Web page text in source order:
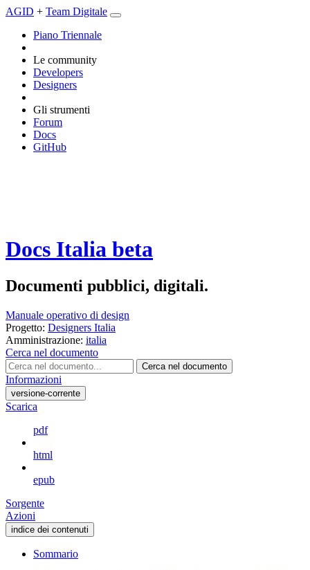
AGID + Team Digitale
Piano Triennale
Le community
Developers
Designers
Gli strumenti
Forum
Docs
GitHub
Docs Italia beta
Documenti pubblici, digitali.
Manuale operativo di design
Progetto: Designers Italia
Amministrazione: italia
Cerca nel documento
Cerca nel documento
Informazioni
versione-corrente
Scarica
pdf
html
epub
Sorgente
Azioni
indice dei contenuti
Sommario